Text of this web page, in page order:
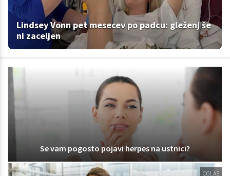
Lindsey Vonn pet mesecev po padcu: gleženj še
ni zaceljen
Se vam pogosto pojavi herpes na ustnici?
OGLAS